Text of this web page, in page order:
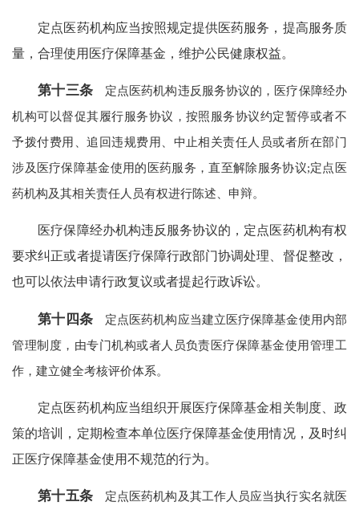
定点医药机构应当按照规定提供医药服务，提高服务质
量，合理使用医疗保障基金，维护公民健康权益。
第十三条定点医药机构违反服务协议的，医疗保障经办
机构可以督促其履行服务协议，按照服务协议约定暂停或者不
予拨付费用、追回违规费用、中止相关责任人员或者所在部门
涉及医疗保障基金使用的医药服务，直至解除服务协议;定点医
药机构及其相关责任人员有权进行陈述、申辩。
医疗保障经办机构违反服务协议的，定点医药机构有权
要求纠正或者提请医疗保障行政部门协调处理、督促整改，
也可以依法申请行政复议或者提起行政诉讼。
第十四条定点医药机构应当建立医疗保障基金使用内部
管理制度，由专门机构或者人员负责医疗保障基金使用管理工
作，建立健全考核评价体系。
定点医药机构应当组织开展医疗保障基金相关制度、政
策的培训，定期检查本单位医疗保障基金使用情况，及时纠
正医疗保障基金使用不规范的行为。
第十五条定点医药机构及其工作人员应当执行实名就医